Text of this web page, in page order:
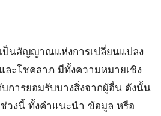
เป็นสัญญาณแห่งการเปลี่ยนแปลง
ละโชคลาภ มีทั้งความหมายเชิง
การยอมรับบางสิ่งจากผู้อื่น ดังนั้น
ช่วงนี้ ทั้งคำแนะนำ ข้อมูล หรือ